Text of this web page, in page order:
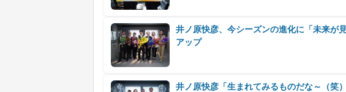
井ノ原快彦、今シーズンの進化に「未来
アップ
井ノ原快彦「生まれてみるものだな～（